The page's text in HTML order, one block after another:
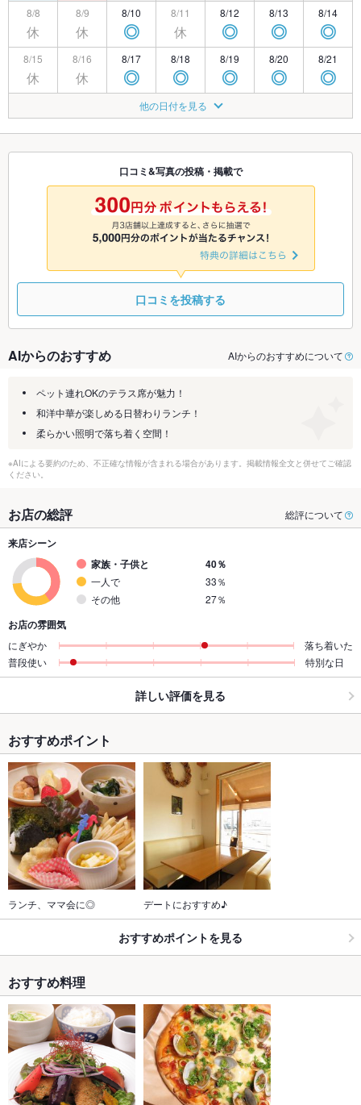
8/8
休
8/9
休
8/10
◎
8/11
休
8/12
◎
8/13
◎
8/14
◎
8/15
休
8/16
休
8/17
◎
8/18
◎
8/19
◎
8/20
◎
8/21
◎
休 休
8/24
◎
8/25
◎
8/26
◎ ◎ ◎
8/29 8/30 8/31
□
9/1
◎
9/2
◎
9/3 9/4
9/7
◎ ◎ ◎ ◎
他の日付を見る
口コミ&写真の投稿・掲載で
口コミを投稿する
AIからのおすすめ AIからのおすすめについて
ペット連れOKのテラス席が魅力！
和洋中華が楽しめる日替わりランチ！
柔らかい照明で落ち着く空間！
※AIによる要約のため、不正確な情報が含まれる場合があります。掲載情報全文と併せてご確認
ください。
お店の総評 総評について
来店シーン
家族・子供と
40％
一人で
33％
その他
27％
お店の雰囲気
にぎやか
落ち着いた
普段使い
特別な日
詳しい評価を見る
おすすめポイント
ランチ、ママ会に◎ デートにおすすめ♪
おすすめポイントを見る
おすすめ料理